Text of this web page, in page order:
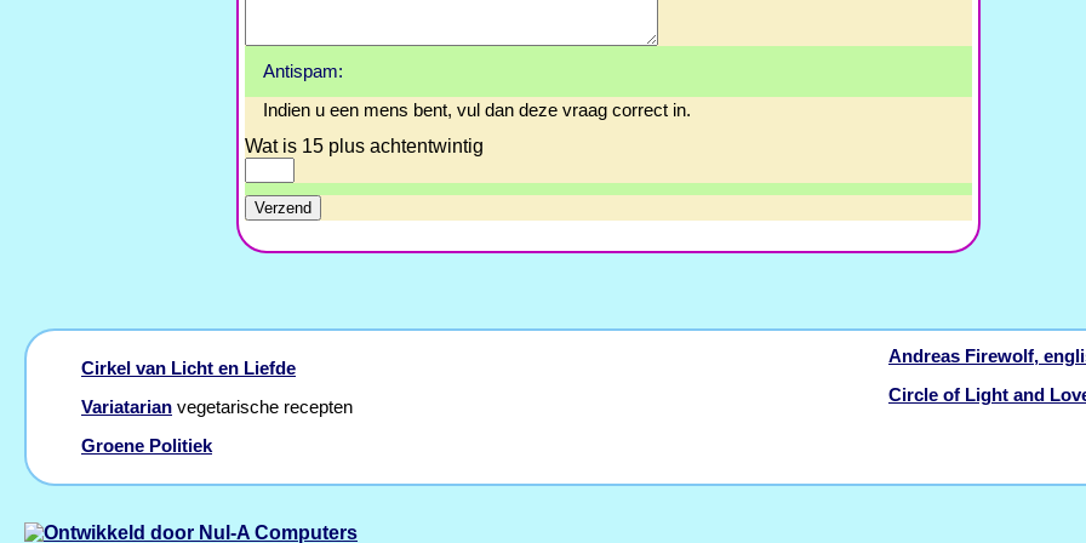
Antispam:
Indien u een mens bent, vul dan deze vraag correct in.
Wat is 15 plus achtentwintig
Cirkel van Licht en Liefde
Variatarian vegetarische recepten
Groene Politiek
Andreas Firewolf,
Circle of Light and